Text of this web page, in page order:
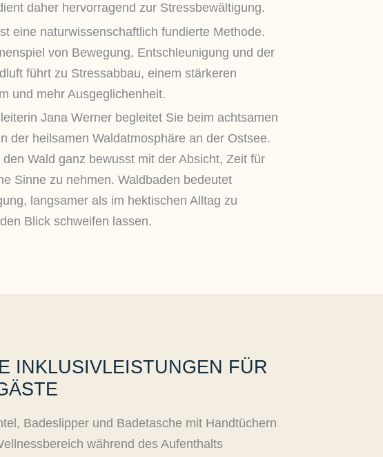
daher hervorragend zur Stressbewältigung.
eine naturwissenschaftlich fundierte Methode.
von Bewegung, Entschleunigung und der
führt zu Stressabbau, einem stärkeren
und mehr Ausgeglichenheit.
Jana Werner begleitet Sie beim achtsamen
der heilsamen Waldatmosphäre an der Ostsee.
Wald ganz bewusst mit der Absicht, Zeit für
Sinne zu nehmen. Waldbaden bedeutet
langsamer als im hektischen Alltag zu
Blick schweifen lassen.
INKLUSIVLEISTUNGEN FÜR
Badeslipper und Badetasche mit Handtüchern
während des Aufenthalts